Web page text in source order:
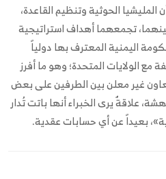
الحوثية وتنظيم القاعدة،
تجمعهما أهداف استراتيجية
اليمنية المعترف بها دولياً
مع الولايات المتحدة؛ وهو ما أفرز
غير معلن بين الطرفين على بعض
علاقةٌ يرى الخبراء أنها باتت تُدار
بعيداً عن أي حسابات عقدية.